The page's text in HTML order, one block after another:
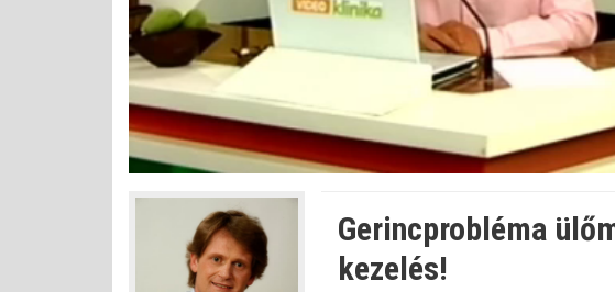
kikapcsolva
Betöltve
0%
Állapot:
0%
Gerincprobléma
kezelés!